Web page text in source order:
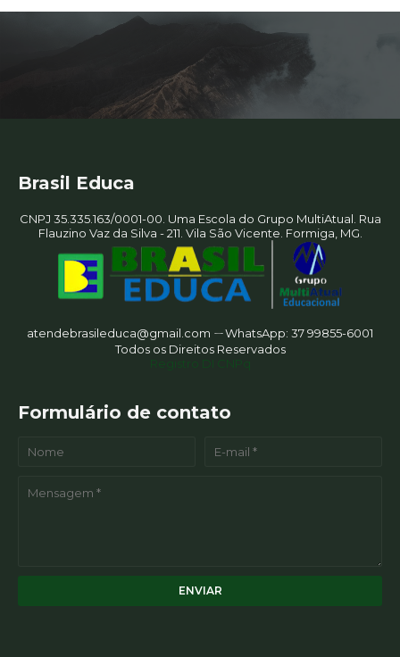
Brasil Educa
CNPJ 35.335.163/0001-00. Uma Escola do Grupo MultiAtual. Rua
Flauzino Vaz da Silva - 211. Vila São Vicente. Formiga, MG.
atendebrasileduca@gmail.com ㄧWhatsApp: 37 99855-6001
Todos os Direitos Reservados
Registro DI CNPq
Formulário de contato